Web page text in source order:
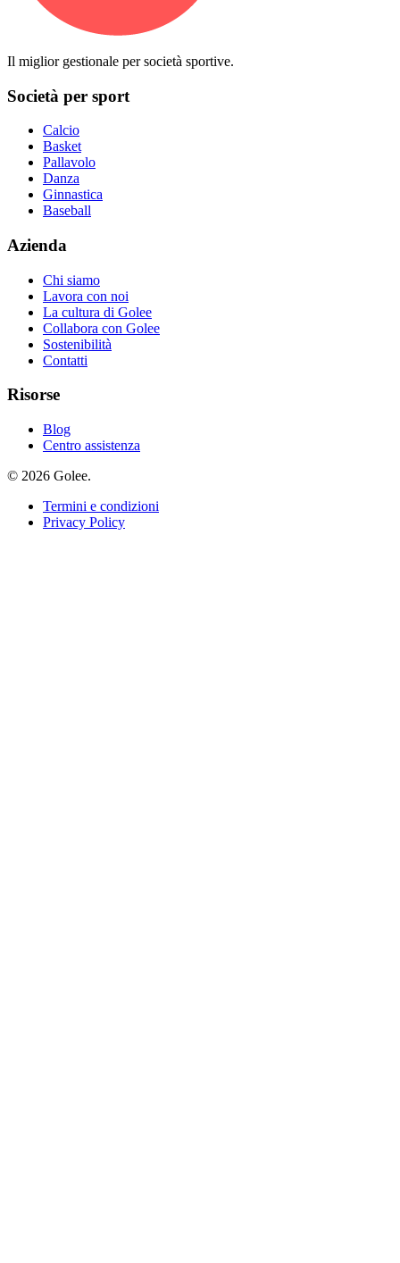
Il miglior gestionale per società sportive.
Società per sport
Calcio
Basket
Pallavolo
Danza
Ginnastica
Baseball
Azienda
Chi siamo
Lavora con noi
La cultura di Golee
Collabora con Golee
Sostenibilità
Contatti
Risorse
Blog
Centro assistenza
© 2026 Golee.
Termini e condizioni
Privacy Policy